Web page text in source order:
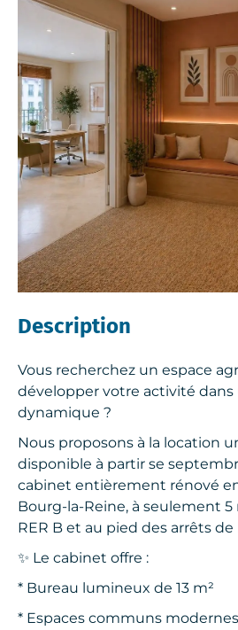
Description
Vous recherchez un espace
développer votre activité
dynamique ?
Nous proposons à la location
disponible à partir se
cabinet entièrement rénové
Bourg-la-Reine, à seulement
RER B et au pied des arrêts de
✨ Le cabinet offre :
* Bureau lumineux de 13 m²
* Espaces communs